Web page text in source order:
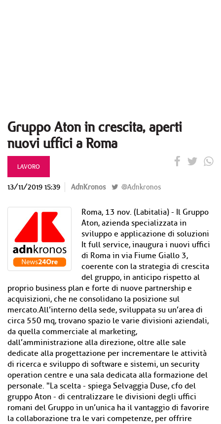
Gruppo Aton in crescita, aperti
nuovi uffici a Roma
LAVORO
13/11/2019 15:39 AdnKronos @Adnkronos
Roma, 13 nov. (Labitalia) - Il Gruppo
Aton, azienda specializzata in
sviluppo e applicazione di soluzioni
It full service, inaugura i nuovi uffici
di Roma in via Fiume Giallo 3,
coerente con la strategia di crescita
del gruppo, in anticipo rispetto al
proprio business plan e forte di nuove partnership e
acquisizioni, che ne consolidano la posizione sul
mercato.All’interno della sede, sviluppata su un’area di
circa 550 mq, trovano spazio le varie divisioni aziendali,
da quella commerciale al marketing,
dall’amministrazione alla direzione, oltre alle sale
dedicate alla progettazione per incrementare le attività
di ricerca e sviluppo di software e sistemi, un security
operation centre e una sala dedicata alla formazione del
personale. "La scelta - spiega Selvaggia Duse, cfo del
gruppo Aton - di centralizzare le divisioni degli uffici
romani del Gruppo in un’unica ha il vantaggio di favorire
la collaborazione tra le vari competenze, per offrire